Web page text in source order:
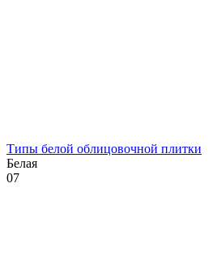
Типы белой облицовочной плитки
Белая
07